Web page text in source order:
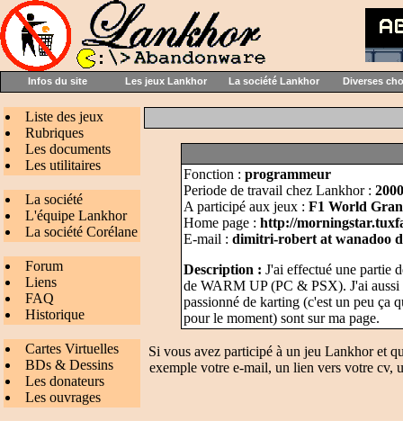
Infos du site Les jeux Lankhor La société Lankhor Diverses
Liste des jeux
Rubriques
Les documents
Les utilitaires
La société
L'équipe Lankhor
La société Corélane
Forum
Liens
FAQ
Historique
Cartes Virtuelles
BDs & Dessins
Les donateurs
Les ouvrages
Fonction : programmeur
Periode de travail chez Lankhor :
A participé aux jeux : F1 World
Home page : http://
E-mail : dimitri-robert at wanadoo
Description : J'ai effectué une partie
de WARM UP (PC & PSX). J'ai aussi
passionné de karting (c'est un peu ça
pour le moment) sont sur ma page.
Si vous avez participé à un jeu Lankhor et
exemple votre e-mail, un lien vers votre cv,